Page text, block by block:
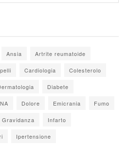
Ansia Artrite reumatoide
Cardiologia Colesterolo
Diabete
Dolore Emicrania Fumo
Gravidanza Infarto
Ipertensione